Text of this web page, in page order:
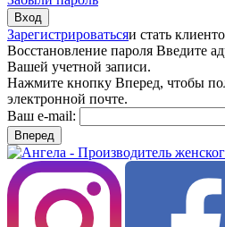
Вход
Зарегистрироватьсяи стать
Восстановление пароля Введите
Вашей учетной записи.
Нажмите кнопку Вперед, чтобы
электронной почте.
Ваш e-mail:
Вперед